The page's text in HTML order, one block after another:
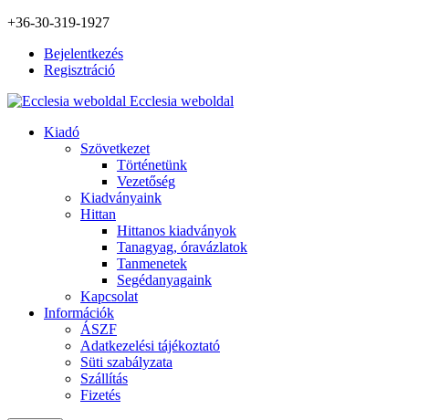
+36-30-319-1927
Bejelentkezés
Regisztráció
Ecclesia weboldal
Kiadó
Szövetkezet
Történetünk
Vezetőség
Kiadványaink
Hittan
Hittanos kiadványok
Tanagyag, óravázlatok
Tanmenetek
Segédanyagaink
Kapcsolat
Információk
ÁSZF
Adatkezelési tájékoztató
Süti szabályzata
Szállítás
Fizetés